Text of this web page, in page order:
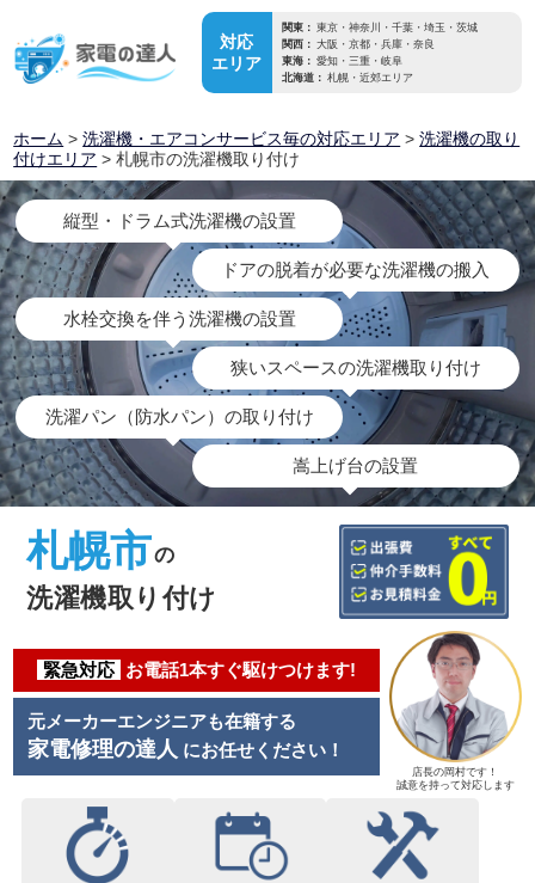
対応
エリア
関東： 東京・神奈川・千葉・埼玉・茨城
関西： 大阪・京都・兵庫・奈良
東海： 愛知・三重・岐阜
北海道： 札幌・近郊エリア
ホーム >洗濯機・エアコンサービス毎の対応エリア >洗濯機の取り
付けエリア > 札幌市の洗濯機取り付け
縦型・ドラム式洗濯機の設置
ドアの脱着が必要な洗濯機の搬入
水栓交換を伴う洗濯機の設置
狭いスペースの洗濯機取り付け
洗濯パン（防水パン）の取り付け
嵩上げ台の設置
札幌市の
洗濯機取り付け
緊急対応 お電話1本すぐ駆けつけます!
元メーカーエンジニアも在籍する
家電修理の達人 にお任せください！
店長の岡村です！
誠意を持って対応します